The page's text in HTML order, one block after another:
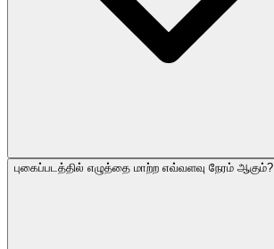
புகைப்படத்தில் எழுத்தை மாற்ற எவ்வளவு நேரம் ஆகும்?